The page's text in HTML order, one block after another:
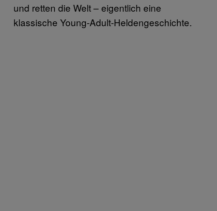
und retten die Welt – eigentlich eine
klassische Young-Adult-Heldengeschichte.